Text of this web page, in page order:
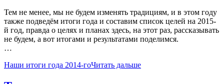
Тем не менее, мы не будем изменять традициям, и в этом году
также подведём итоги года и составим список целей на 2015-
й год, правда о целях и планах здесь, на этот раз, рассказывать
не будем, а вот итогами и результатами поделимся.
…
Наши итоги года 2014-гоЧитать дальше